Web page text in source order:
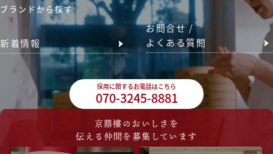
ブランドから探す
新着情報
お問合せ /
よくある質問
採用に関するお電話はこちら
070-3245-8881
京鼎樓のおいしさを
伝える仲間を募集しています